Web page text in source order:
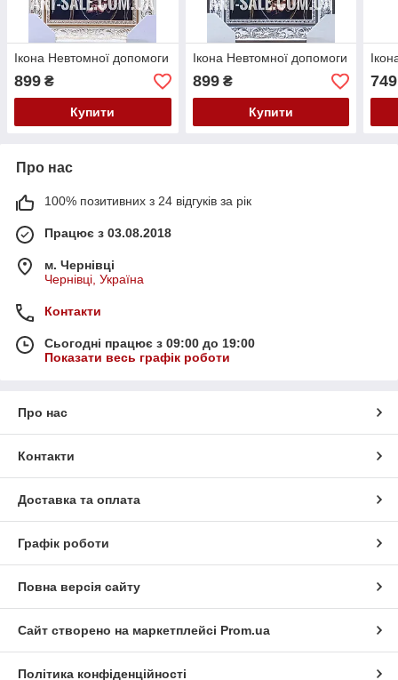
Ікона Невтомної допомоги
899 ₴
Купити
Ікона Невтомної допомоги
899₴
Купити
749
Про нас
100% позитивних з 24 відгуків за рік
Працює з 03.08.2018
м. Чернівці
Чернівці, Україна
Контакти
Сьогодні працює з 09:00 до 19:00
Показати весь графік роботи
Про нас
Контакти
Доставка та оплата
Графік роботи
Повна версія сайту
Сайт створено на маркетплейсі Prom.ua
Політика конфіденційності